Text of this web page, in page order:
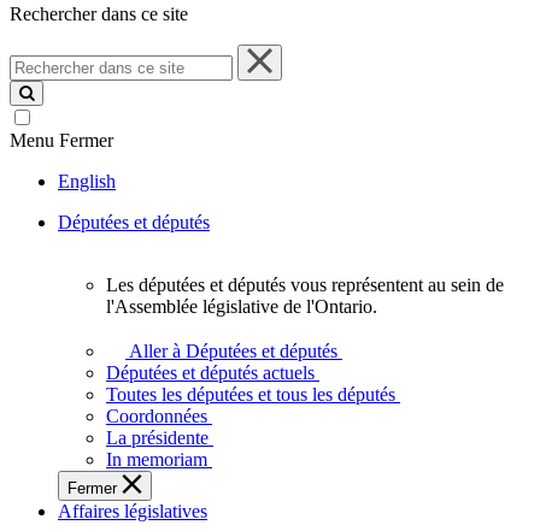
Rechercher dans ce site
Rechercher
dans
ce
site
Menu Fermer
English
Députées et députés
députés
vous
représentent
sein
de
l'Assemblée
législative
Les députées et députés vous représentent au sein de
l'Assemblée législative de l'Ontario.
Aller à Députées et députés
Députées et députés actuels
Toutes les députées et tous les députés
Coordonnées
La présidente
In memoriam
Fermer
Affaires législatives